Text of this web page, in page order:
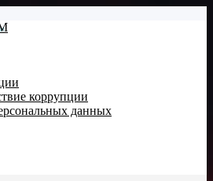
коррупции
данных